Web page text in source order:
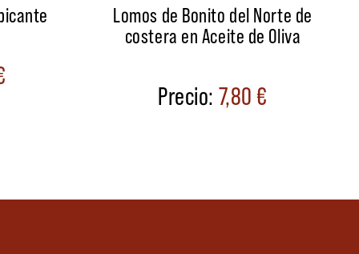
Lomos de Bonito del Norte de
costera en Aceite de Oliva
7,80€